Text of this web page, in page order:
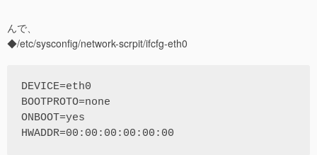
んで、
◆/etc/sysconfig/network-scrpit/ifcfg-eth0
DEVICE=eth0
BOOTPROTO=none
ONBOOT=yes